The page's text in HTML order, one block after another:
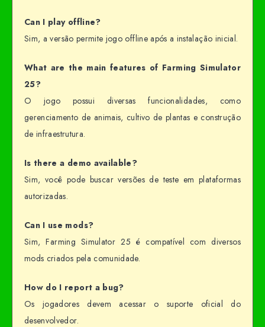
Can I play offline?
Sim, a versão permite jogo offline após a instalação inicial.
What are the main features of Farming Simulator
25?
O jogo possui diversas funcionalidades, como
gerenciamento de animais, cultivo de plantas e construção
de infraestrutura.
Is there a demo available?
Sim, você pode buscar versões de teste em plataformas
autorizadas.
Can I use mods?
Sim, Farming Simulator 25 é compatível com diversos
mods criados pela comunidade.
How do I report a bug?
Os jogadores devem acessar o suporte oficial do
desenvolvedor.